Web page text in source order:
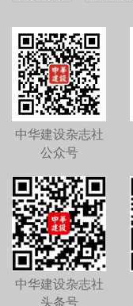
中华建设杂志社
公众号
中华建设杂志社
头条号